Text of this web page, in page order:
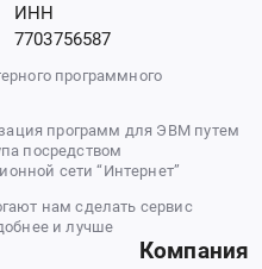
ИНН
7703756587
программного
программ для ЭВМ путем
посредством
сети “Интернет”
нам сделать сервис
и лучше
Компания